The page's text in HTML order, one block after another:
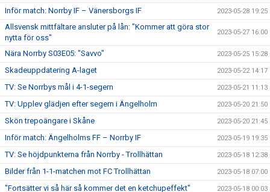
Inför match: Norrby IF – Vänersborgs IF 2023-05-28 19:25
Allsvensk mittfältare ansluter på lån: "Kommer att göra stor
nytta för oss"
2023-05-27 16:00
Nära Norrby S03E05: "Savvo" 2023-05-25 15:28
Skadeuppdatering A-laget 2023-05-22 14:17
TV: Se Norrbys mål i 4-1-segern 2023-05-21 11:13
TV: Upplev glädjen efter segern i Ängelholm 2023-05-20 21:50
Skön trepoängare i Skåne 2023-05-20 21:45
Inför match: Ängelholms FF – Norrby IF 2023-05-19 19:35
TV: Se höjdpunkterna från Norrby - Trollhättan 2023-05-18 12:38
Bilder från 1-1-matchen mot FC Trollhättan 2023-05-18 07:00
"Fortsätter vi så här så kommer det en ketchupeffekt" 2023-05-18 00:03